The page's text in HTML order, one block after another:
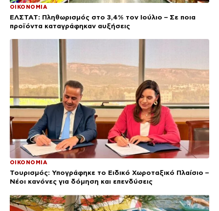
ΟΙΚΟΝΟΜΙΑ
ΕΛΣΤΑΤ: Πληθωρισμός στο 3,4% τον Ιούλιο – Σε ποια
προϊόντα καταγράφηκαν αυξήσεις
ΟΙΚΟΝΟΜΙΑ
Τουρισμός: Υπογράφηκε το Ειδικό Χωροταξικό Πλαίσιο –
Νέοι κανόνες για δόμηση και επενδύσεις